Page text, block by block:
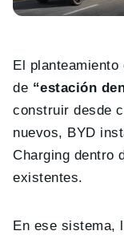
El
de “estación
construir desde
nuevos, BYD
Charging dentro
existentes.
En ese sistema,